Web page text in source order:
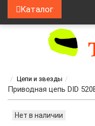
Каталог
Цепи и звезды
Приводная цепь DID
Нет в наличии